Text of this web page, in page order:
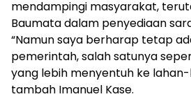
mendampingi masyarakat,
Baumata dalam penyediaan
“Namun saya berharap tetap
pemerintah, salah satunya
yang lebih menyentuh ke lahan-
tambah Imanuel Kase.